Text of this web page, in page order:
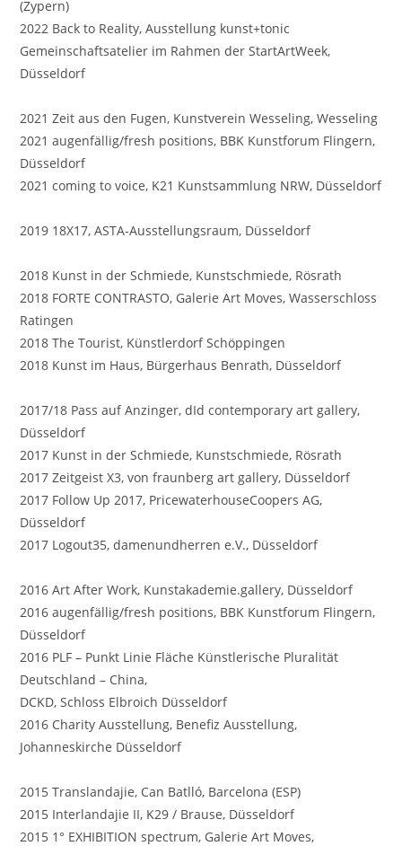
(Zypern)
2022 Back to Reality, Ausstellung kunst+tonic
Gemeinschaftsatelier im Rahmen der StartArtWeek,
Düsseldorf
2021 Zeit aus den Fugen, Kunstverein Wesseling, Wesseling
2021 augenfällig/fresh positions, BBK Kunstforum Flingern,
Düsseldorf
2021 coming to voice, K21 Kunstsammlung NRW, Düsseldorf
2019 18X17, ASTA-Ausstellungsraum, Düsseldorf
2018 Kunst in der Schmiede, Kunstschmiede, Rösrath
2018 FORTE CONTRASTO, Galerie Art Moves, Wasserschloss
Ratingen
2018 The Tourist, Künstlerdorf Schöppingen
2018 Kunst im Haus, Bürgerhaus Benrath, Düsseldorf
2017/18 Pass auf Anzinger, dId contemporary art gallery,
Düsseldorf
2017 Kunst in der Schmiede, Kunstschmiede, Rösrath
2017 Zeitgeist X3, von fraunberg art gallery, Düsseldorf
2017 Follow Up 2017, PricewaterhouseCoopers AG,
Düsseldorf
2017 Logout35, damenundherren e.V., Düsseldorf
2016 Art After Work, Kunstakademie.gallery, Düsseldorf
2016 augenfällig/fresh positions, BBK Kunstforum Flingern,
Düsseldorf
2016 PLF – Punkt Linie Fläche Künstlerische Pluralität
Deutschland – China,
DCKD, Schloss Elbroich Düsseldorf
2016 Charity Ausstellung, Benefiz Ausstellung,
Johanneskirche Düsseldorf
2015 Translandajie, Can Batlló, Barcelona (ESP)
2015 Interlandajie II, K29 / Brause, Düsseldorf
2015 1° EXHIBITION spectrum, Galerie Art Moves,